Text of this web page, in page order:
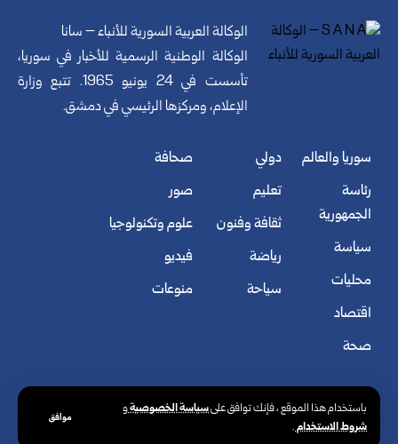
باستخدام هذا الموقع ، فإنك توافق علىسياسة الخصوصيةو
شروط الاستخدام.
موافق
الوكالة العربية السورية للأنباء – سانا
الوكالة الوطنية الرسمية للأخبار في سوريا،
تأسست في 24 يونيو 1965. تتبع وزارة
الإعلام، ومركزها الرئيسي في دمشق.
سوريا والعالم
رئاسة
الجمهورية
سياسة
محليات
اقتصاد
صحة
دولي
تعليم
ثقافة وفنون
رياضة
سياحة
صحافة
صور
علوم وتكنولوجيا
فيديو
منوعات
© الوكالة العربية السورية للأنباء. كافة الحقوق محفوظة.